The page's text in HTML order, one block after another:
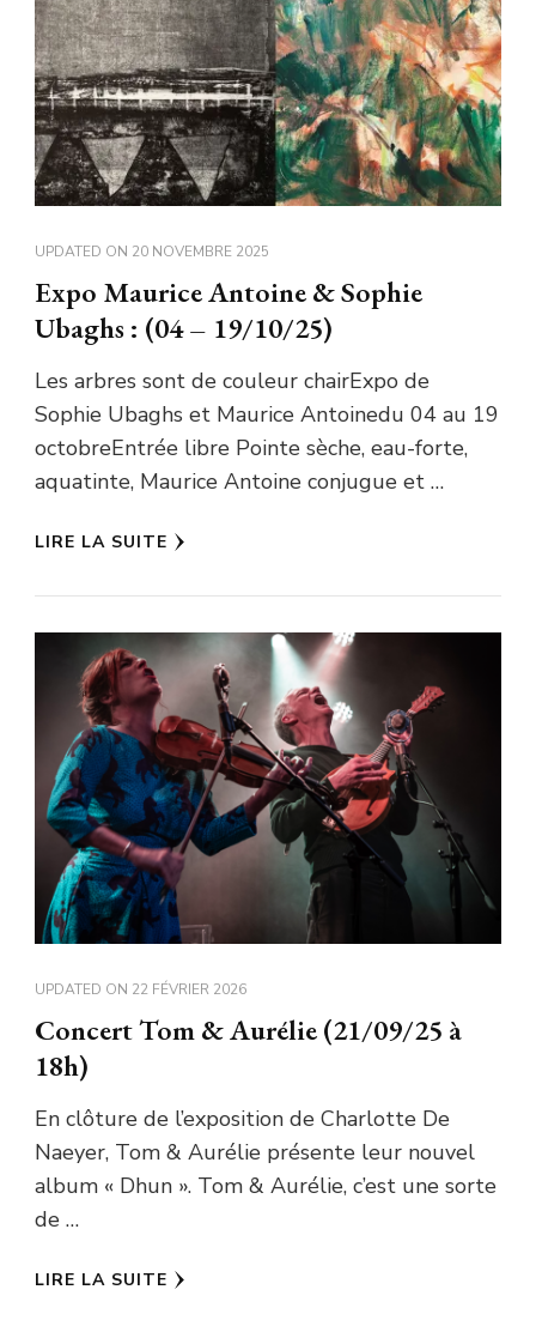
UPDATED ON 20 NOVEMBRE 2025
Expo Maurice Antoine & Sophie
Ubaghs : (04 – 19/10/25)
Les arbres sont de couleur chairExpo de
Sophie Ubaghs et Maurice Antoinedu 04 au 19
octobreEntrée libre Pointe sèche, eau-forte,
aquatinte, Maurice Antoine conjugue et …
LIRE LA SUITE
UPDATED ON 22 FÉVRIER 2026
Concert Tom & Aurélie (21/09/25 à
18h)
En clôture de l’exposition de Charlotte De
Naeyer, Tom & Aurélie présente leur nouvel
album « Dhun ». Tom & Aurélie, c’est une sorte
de …
LIRE LA SUITE